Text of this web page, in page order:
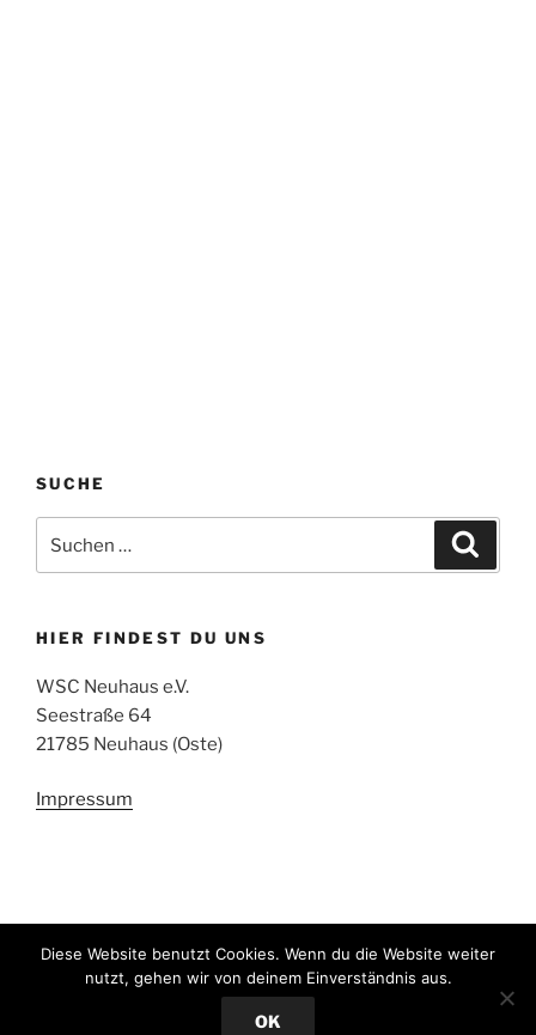
SUCHE
nach:
HIER FINDEST DU UNS
WSC Neuhaus e.V.
Seestraße 64
21785 Neuhaus (Oste)
Impressum
Facebook
Diese Website benutzt Cookies. Wenn du die Website weiter
nutzt, gehen wir von deinem Einverständnis aus.
OK